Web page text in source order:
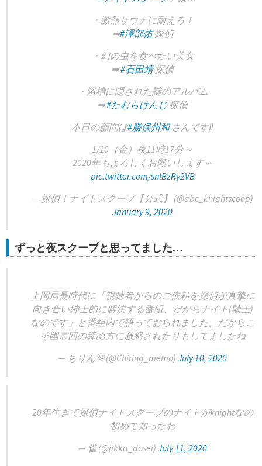
・激熱サウナに耐えろ！
➡#澤部佑探偵
・幻の虫を食べたい美女
➡#石田靖探偵
・浴槽に隠された謎のアルバム
➡#たむらけんじ 探偵
本日の顧問は#勝俣州和さんです‼️
1/10（金）夜11時17分～
2020年もよろしくお願いします～
pic.twitter.com/snlBzRy2VB
— 探偵！ナイトスクープ【公式】 (@abc_knightscoop)
January 9, 2020
ずっと夜スクープと思ってました…
上岡局長時代に「視聴者からのご依頼を探偵が真摯に
向き合い紳士的に解決する番組、だからナイト(騎士)
なのです」と番組内で語っておられました。だからこ
そ幽霊回の締め方に激怒されたりもしてましたね
— ちりん༄ (@Chiring_memo) July 10, 2020
20年生きて探偵ナイトスクープのナイトがknightなの
初めて知ったわ
— 雀 (@jikka_dosei) July 11, 2020